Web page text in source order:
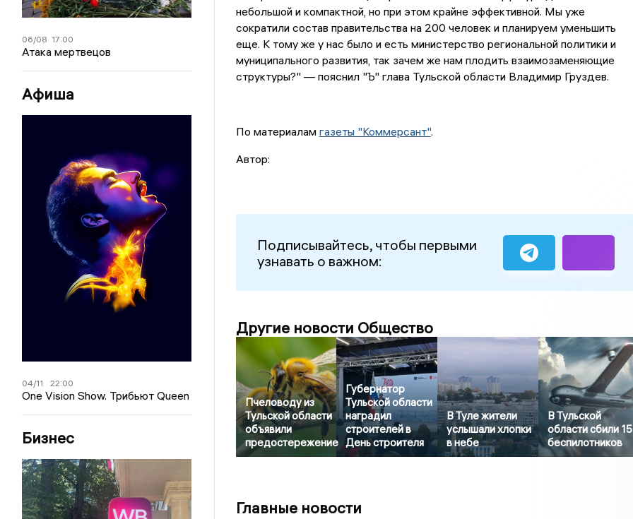
06/08 17:00
Атака мертвецов
Афиша
04/11 22:00
One Vision Show. Трибьют Queen
Бизнес
небольшой и компактной, но при этом крайне эффективной. Мы уже
сократили состав правительства на 200 человек и планируем уменьшить
еще. К тому же у нас было и есть министерство региональной политики и
муниципального развития, так зачем же нам плодить взаимозаменяющие
структуры?" — пояснил "Ъ" глава Тульской области Владимир Груздев.
По материалам газеты "Коммерсант".
Автор:
Подписывайтесь, чтобы первыми
узнавать о важном:
Другие новости Общество
Пчеловоду из
Тульской области
объявили
предостережение
Губернатор
Тульской области
наградил
строителей в
День строителя
В Туле жители
услышали хлопки
в небе
В Тульской
области сбили 15
беспилотников
Главные новости